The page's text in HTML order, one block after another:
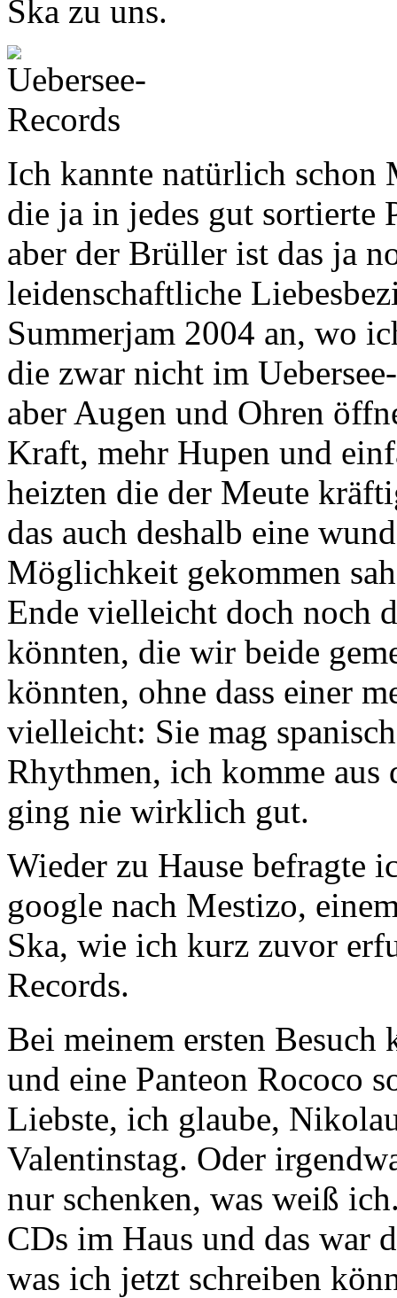
Ska zu uns.
Ich kannte natürlich schon
die ja in jedes gut sortierte
aber der Brüller ist das ja
leidenschaftliche
Summerjam 2004 an, wo
die zwar nicht im
aber Augen und Ohren
Kraft, mehr Hupen und
heizten die der Meute
das auch deshalb eine
Möglichkeit gekommen
Ende vielleicht doch noch
könnten, die wir beide
könnten, ohne dass einer
vielleicht: Sie mag
Rhythmen, ich komme aus
ging nie wirklich gut.
Wieder zu Hause befragte
google nach Mestizo,
Ska, wie ich kurz zuvor
Records.
Bei meinem ersten
und eine Panteon Rococo
Liebste, ich glaube,
Valentinstag. Oder
nur schenken, was weiß
CDs im Haus und das war
was ich jetzt schreiben